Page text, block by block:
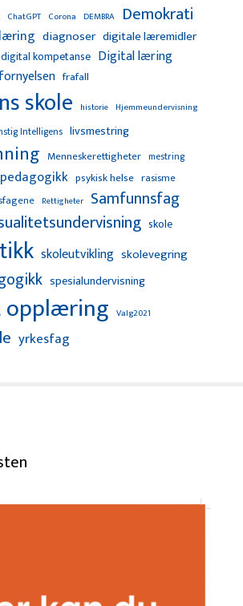
ChatGPT Corona DEMBRA Demokrati
diagnoser digitale læremidler
digital kompetanse Digital læring
frafall
skole historie Hjemmeundervisning
Intelligens livsmestring
Menneskerettigheter mestring
pedagogikk psykisk helse rasisme
Rettigheter Samfunnsfag
skole
skoleutvikling skolevegring
spesialundervisning
opplæring Valg2021
yrkesfag